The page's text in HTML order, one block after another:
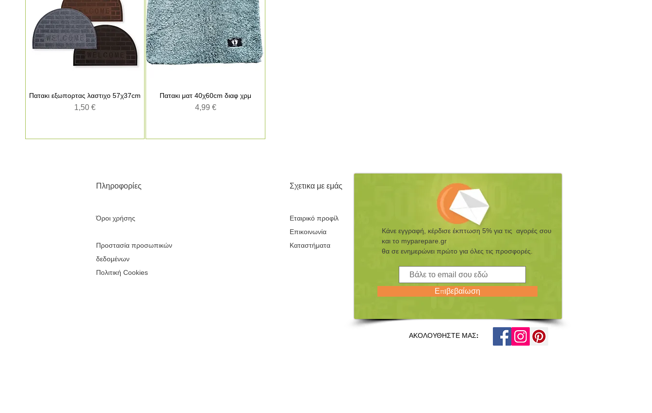
Γρήγορη προβολή
Πατακι εξωπορτας λαστιχο 57χ37cm
Τιμή
1,50 €
Γρήγορη προβολή
Πατακι ματ 40χ60cm διαφ χρμ
Τιμή
4,99 €
Πληροφορίες
Όροι χρήσης
Προστασία προσωπικών
δεδομένων
Πολιτική Cookies
Σχετικα με εμάς
Εταιρικό προφίλ
Επικοινωνία
Καταστήματα
Κάνε εγγραφή, κέρδισε έκπτωση 5% για τις αγορές σου
και τo myparepare.gr
θα σε ενημερώνει πρώτο για όλες τις προσφορές.
Επιβεβαίωση
ΑΚΟΛΟΥΘΗΣΤΕ ΜΑΣ: